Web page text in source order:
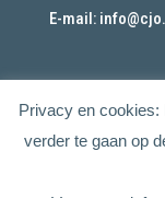
E-mail:
Privacy en
verder te gaan op